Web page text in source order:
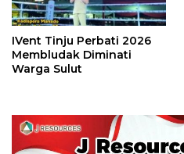
IVent Tinju Perbati 2026
Membludak Diminati
Warga Sulut